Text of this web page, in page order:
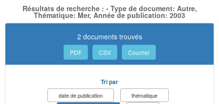
Résultats de recherche : - Type de document: Autre,
Thématique: Mer, Année de publication: 2003
2 documents trouvés
PDF CSV Courriel
Tri par
date de publication
thématique